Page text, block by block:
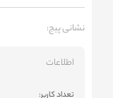
نشانی پیج:
اطلاعات
تعداد کاربر: